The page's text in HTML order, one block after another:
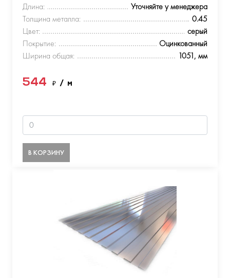
Длина:
Уточняйте у менеджера
Толщина металла:
0.45
Цвет:
серый
Покрытие:
Оцинкованный
Ширина общая:
1051, мм
544 ₽ / м
В КОРЗИНУ